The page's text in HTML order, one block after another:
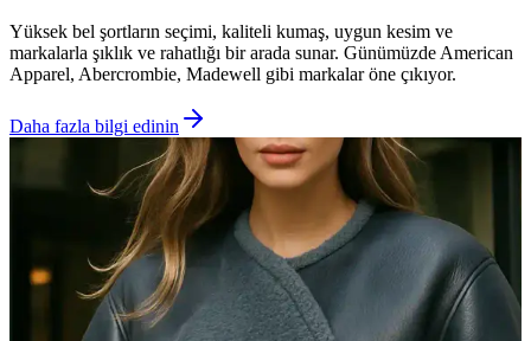
Yüksek bel şortların seçimi, kaliteli kumaş, uygun kesim ve
markalarla şıklık ve rahatlığı bir arada sunar. Günümüzde American
Apparel, Abercrombie, Madewell gibi markalar öne çıkıyor.
Daha fazla bilgi edinin